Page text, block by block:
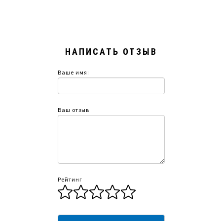
НАПИСАТЬ ОТЗЫВ
Ваше имя:
Ваш отзыв
Рейтинг